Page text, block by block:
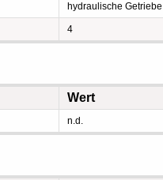
hydraulische Getriebe
4
Wert
n.d.